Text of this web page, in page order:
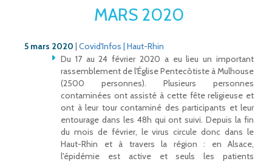
MARS 2020
5 mars 2020 | Covid'Infos | Haut-Rhin
Du 17 au 24 février 2020 a eu lieu un important
rassemblement de l'Église Pentecôtiste à Mulhouse
(2500 personnes). Plusieurs personnes
contaminées ont assisté à cette fête religieuse et
ont à leur tour contaminé des participants et leur
entourage dans les 48h qui ont suivi. Depuis la fin
du mois de février, le virus circule donc dans le
Haut-Rhin et à travers la région : en Alsace,
l'épidémie est active et seuls les patients